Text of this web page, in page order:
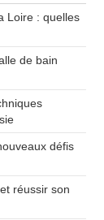
Loire : quelles
de bain
défis
réussir son